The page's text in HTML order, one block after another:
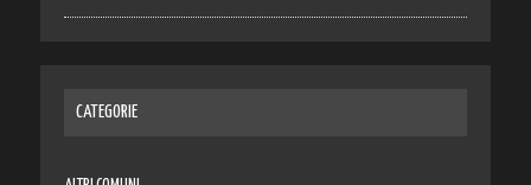
CATEGORIE